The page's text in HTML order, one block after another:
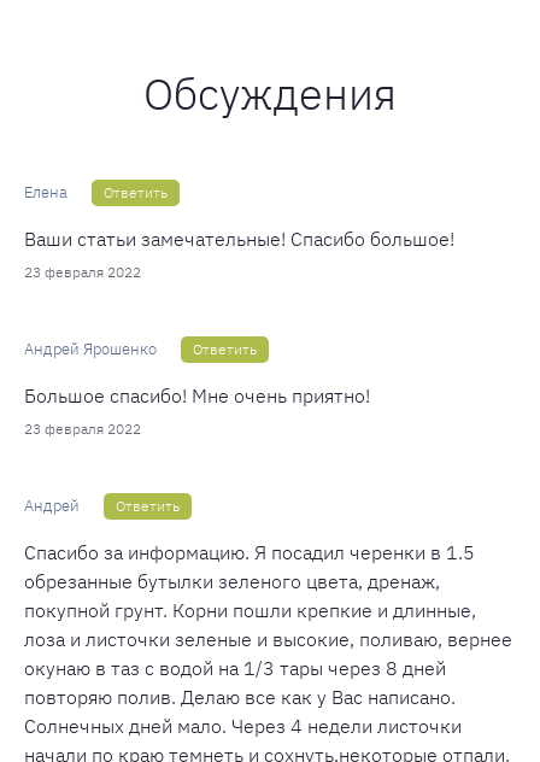
Обсуждения
Елена Ответить
Ваши статьи замечательные! Спасибо большое!
23 февраля 2022
Андрей Ярошенко Ответить
Большое спасибо! Мне очень приятно!
23 февраля 2022
Андрей Ответить
Спасибо за информацию. Я посадил черенки в 1.5
обрезанные бутылки зеленого цвета, дренаж,
покупной грунт. Корни пошли крепкие и длинные,
лоза и листочки зеленые и высокие, поливаю, вернее
окунаю в таз с водой на 1/3 тары через 8 дней
повторяю полив. Делаю все как у Вас написано.
Солнечных дней мало. Через 4 недели листочки
начали по краю темнеть и сохнуть,некоторые отпали.